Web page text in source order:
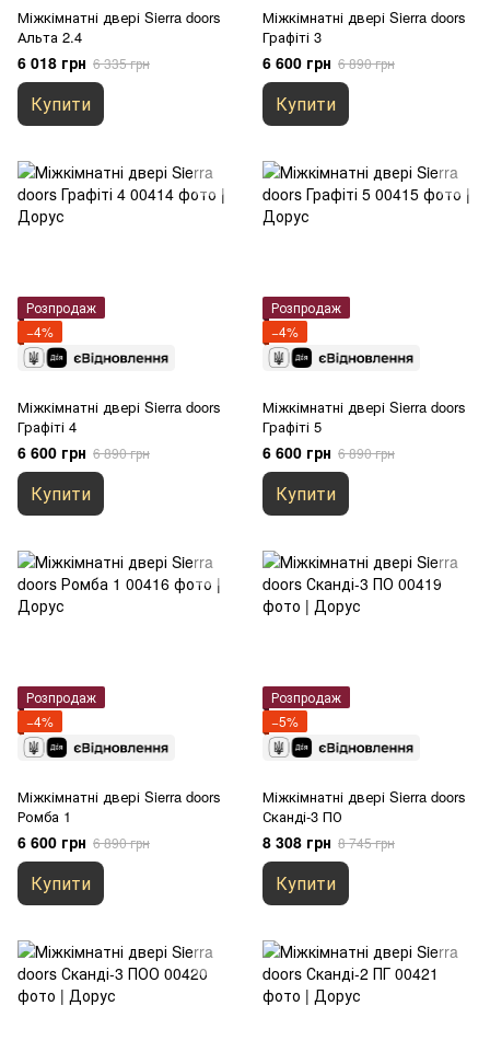
Міжкімнатні двері Sierra doors
Альта 2.4
6 018 грн 6 335 грн
Купити
Міжкімнатні двері Sierra doors
Графіті 3
6 600 грн 6 890 грн
Купити
Розпродаж
−4%
Міжкімнатні двері Sierra doors
Графіті 4
6 600 грн 6 890 грн
Купити
Розпродаж
−4%
Міжкімнатні двері Sierra doors
Графіті 5
6 600 грн 6 890 грн
Купити
Розпродаж
−4%
Міжкімнатні двері Sierra doors
Ромба 1
6 600 грн 6 890 грн
Купити
Розпродаж
−5%
Міжкімнатні двері Sierra doors
Сканді-3 ПО
8 308 грн 8 745 грн
Купити